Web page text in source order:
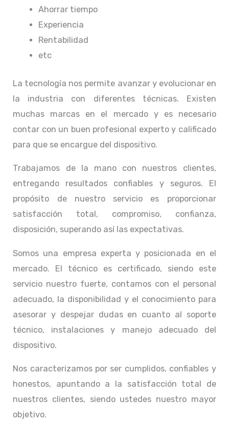
Ahorrar tiempo
Experiencia
Rentabilidad
etc
La tecnología nos permite avanzar y evolucionar en
la industria con diferentes técnicas. Existen
muchas marcas en el mercado y es necesario
contar con un buen profesional experto y calificado
para que se encargue del dispositivo.
Trabajamos de la mano con nuestros clientes,
entregando resultados confiables y seguros. El
propósito de nuestro servicio es proporcionar
satisfacción total, compromiso, confianza,
disposición, superando así las expectativas.
Somos una empresa experta y posicionada en el
mercado. El técnico es certificado, siendo este
servicio nuestro fuerte, contamos con el personal
adecuado, la disponibilidad y el conocimiento para
asesorar y despejar dudas en cuanto al soporte
técnico, instalaciones y manejo adecuado del
dispositivo.
Nos caracterizamos por ser cumplidos, confiables y
honestos, apuntando a la satisfacción total de
nuestros clientes, siendo ustedes nuestro mayor
objetivo.